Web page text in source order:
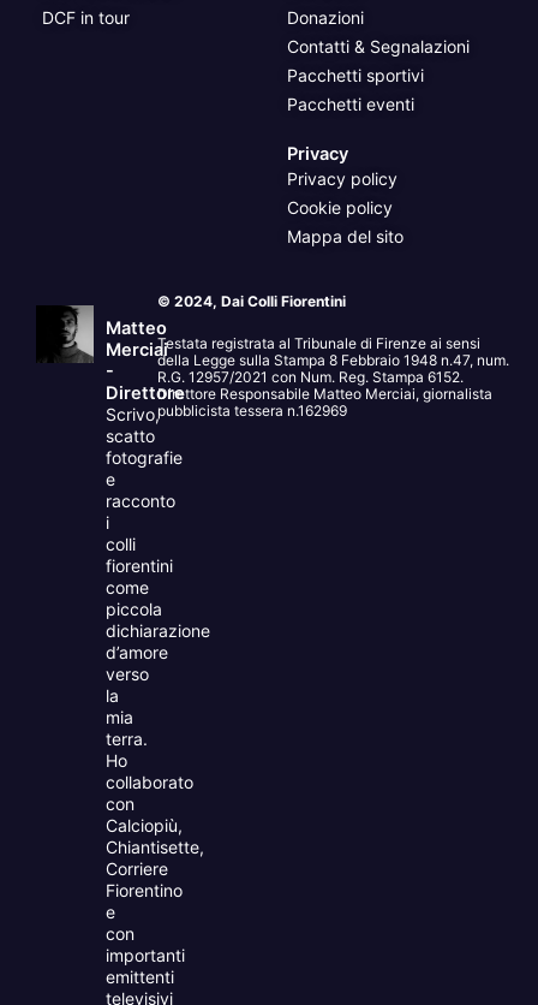
DCF in tour
Donazioni
Contatti & Segnalazioni
Pacchetti sportivi
Pacchetti eventi
Privacy
Privacy policy
Cookie policy
Mappa del sito
Matteo
Merciai
-
Direttore
Scrivo,
scatto
fotografie
e
racconto
i
colli
fiorentini
come
piccola
dichiarazione
d’amore
verso
la
mia
terra.
Ho
collaborato
con
Calciopiù,
Chiantisette,
Corriere
Fiorentino
e
con
importanti
emittenti
televisivi
© 2024, Dai Colli Fiorentini
Testata registrata al Tribunale di Firenze ai sensi
della Legge sulla Stampa 8 Febbraio 1948 n.47, num.
R.G. 12957/2021 con Num. Reg. Stampa 6152.
Direttore Responsabile Matteo Merciai, giornalista
pubblicista tessera n.162969